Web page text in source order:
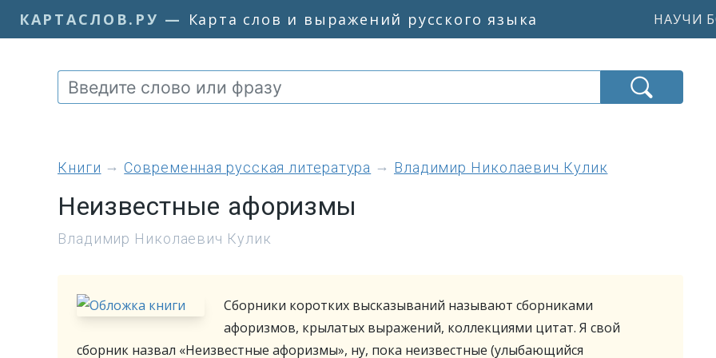
КАРТАСЛОВ.РУ — Карта слов и выражений русского языка НАУЧИ
книги Современная русская литература Владимир Николаевич Кулик
Неизвестные афоризмы
Владимир Николаевич Кулик
Сборники коротких высказываний называют сборниками
афоризмов, крылатых выражений, коллекциями цитат. Я свой
сборник назвал «Неизвестные афоризмы», ну, пока неизвестные (улыбающийся